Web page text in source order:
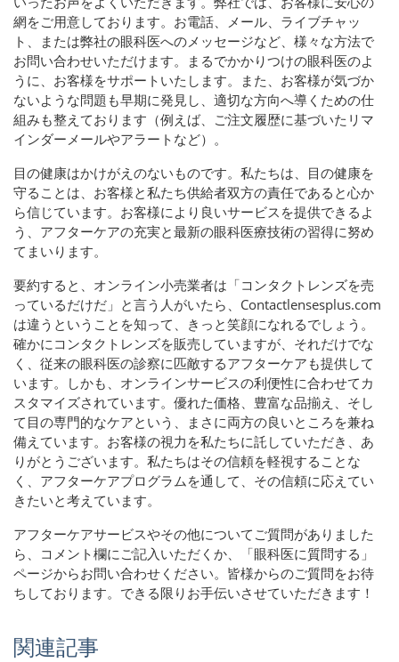
網をご用意しております。お電話、メール、ライブチャッ
ト、または弊社の眼科医へのメッセージなど、様々な方法で
お問い合わせいただけます。まるでかかりつけの眼科医のよ
うに、お客様をサポ​​ートいたします。また、お客様が気づか
ないような問題も早期に発見し、適切な方向へ導くための仕
組みも整えております（例えば、ご注文履歴に基づいたリマ
インダーメールやアラートなど）。
目の健康はかけがえのないものです。私たちは、目の健康を
守ることは、お客様と私たち供給者双方の責任であると心か
ら信じています。お客様により良いサービスを提供できるよ
う、アフターケアの充実と最新の眼科医療技術の習得に努め
てまいります。
要約すると、オンライン小売業者は「コンタクトレンズを売
っているだけだ」と言う人がいたら、Contactlensesplus.com
は違うということを知って、きっと笑顔になれるでしょう。
確かにコンタクトレンズを販売していますが、それだけでな
く、従来の眼科医の診察に匹敵するアフターケアも提供して
います。しかも、オンラインサービスの利便性に合わせてカ
スタマイズされています。優れた価格、豊富な品揃え、そし
て目の専門的なケアという、まさに両方の良いところを兼ね
備えています。お客様の視力を私たちに託していただき、あ
りがとうございます。私たちはその信頼を軽視することな
く、アフターケアプログラムを通して、その信頼に応えてい
きたいと考えています。
アフターケアサービスやその他についてご質問がありました
ら、コメント欄にご記入いただくか、「眼科医に質問する」
ページからお問い合わせください。皆様からのご質問をお待
ちしております。できる限りお手伝いさせていただきます！
関連記事